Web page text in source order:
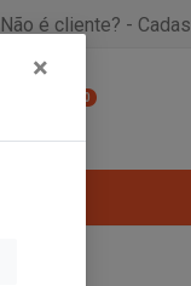
Não é cliente? -
0
×